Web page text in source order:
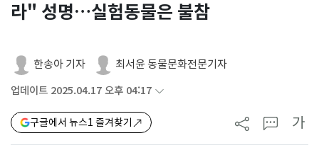
라" 성명…실험동물은 불참
한송아 기자 최서윤 동물문화전문기자
업데이트 2025.04.17 오후 04:17
구글에서 뉴스1 즐겨찾기 가